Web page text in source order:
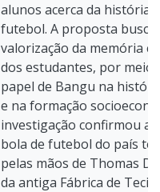
alunos acerca da história
futebol. A proposta
valorização da memória
dos estudantes, por meio
papel de Bangu na
e na formação
investigação confirmou a
bola de futebol do país
pelas mãos de Thomas
da antiga Fábrica de